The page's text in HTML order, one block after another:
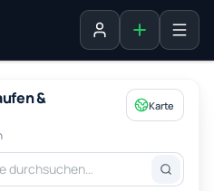
AnmeldenInserat
&
Karte